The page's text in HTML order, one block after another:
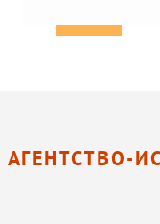
АГЕНТСТВО-